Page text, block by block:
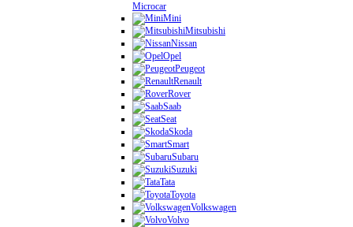
Microcar
Mini
Mitsubishi
Nissan
Opel
Peugeot
Renault
Rover
Saab
Seat
Skoda
Smart
Subaru
Suzuki
Tata
Toyota
Volkswagen
Volvo